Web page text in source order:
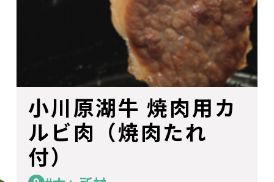
小川原湖牛 焼肉用カ
ルビ肉（焼肉たれ
付）